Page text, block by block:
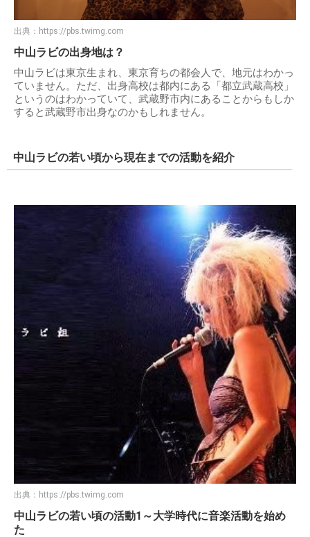
出典： https://pbs.twimg.com
中山ラビの出身地は？
中山ラビは東京生まれ、東京育ちの都会人で、地元はわかっ
ていません。ただ、出身高校は都内にある「都立武蔵高校」
というのはわかっていて、武蔵野市内にあることからもしか
すると武蔵野市出身なのかもしれません。
中山ラビの若い頃から現在までの活動を紹介
出典： https://pbs.twimg.com
中山ラビの若い頃の活動1～大学時代に音楽活動を始め
た